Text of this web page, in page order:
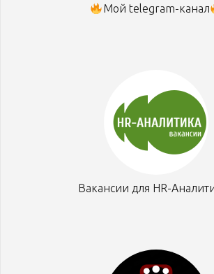
Мой telegram-канал
Вакансии для HR-